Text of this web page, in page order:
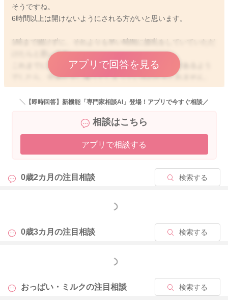
そうですね。
6時間以上は開けないようにされる方がいと思います。
1時まで開けずに、それよりも早い時間に授乳をしていていただ
けたらと思います。
これまでに比べて張りの程度が落ち着いていることがあるよう
でしたら、分泌が少し減ってしまっているのかもしれません。
また授乳間隔を気をつけながら進めていかれることで、分泌は
どうぞよろしくお願いします。
アプリで回答を見る
2025/8/11 14:12
＼【即時回答】新機能「専門家相談AI」登場！アプリで今すぐ相談／
相談はこちら
アプリで相談する
0歳2カ月の注目相談 検索する
もっと見る
0歳3カ月の注目相談 検索する
もっと見る
おっぱい・ミルクの注目相談 検索する